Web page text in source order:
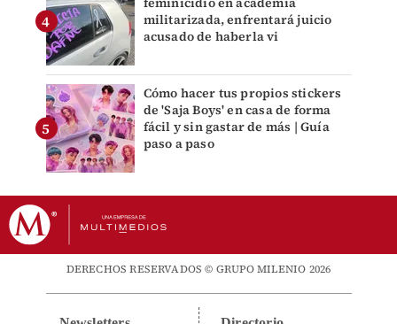
militarizada, enfrentará juicio
acusado de haberla vi
Cómo hacer tus propios stickers
de 'Saja Boys' en casa de forma
fácil y sin gastar de más | Guía
paso a paso
DERECHOS RESERVADOS © GRUPO MILENIO 2026